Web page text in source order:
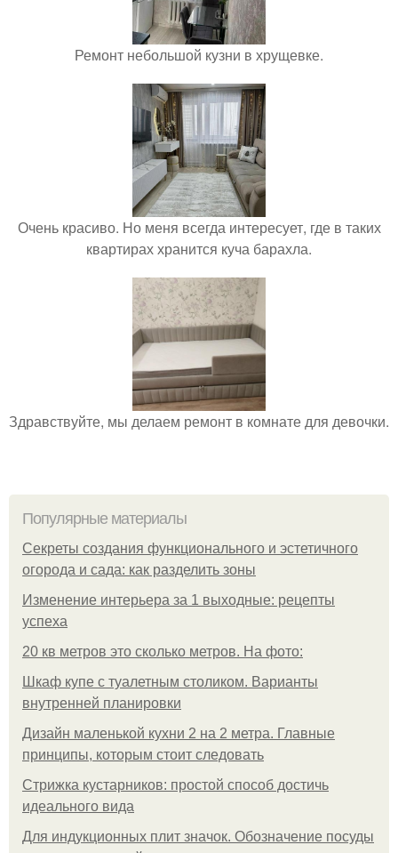
Ремонт небольшой кузни в хрущевке.
Очень красиво. Но меня всегда интересует, где в таких
квартирах хранится куча барахла.
Здравствуйте, мы делаем ремонт в комнате для девочки.
Популярные материалы
Секреты создания функционального и эстетичного
огорода и сада: как разделить зоны
Изменение интерьера за 1 выходные: рецепты
успеха
20 кв метров это сколько метров. На фото:
Шкаф купе с туалетным столиком. Варианты
внутренней планировки
Дизайн маленькой кухни 2 на 2 метра. Главные
принципы, которым стоит следовать
Стрижка кустарников: простой способ достичь
идеального вида
Для индукционных плит значок. Обозначение посуды